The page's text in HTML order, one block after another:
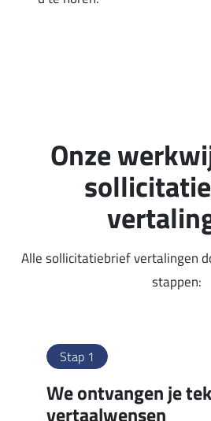
Onze
Alle sollicitatiebrief vertalingen
stappen:
Stap 1
We ontvangen je
vertaalwensen